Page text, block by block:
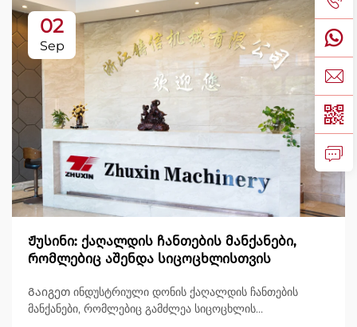
02
Sep
Ჟუსინი: ქაღალდის ჩანთების მანქანები,
რომლებიც აშენდა სიცოცხლისთვის
Გაიგეთ ინდუსტრიული დონის ქაღალდის ჩანთების
მანქანები, რომლებიც გამძლეა სიცოცხლის